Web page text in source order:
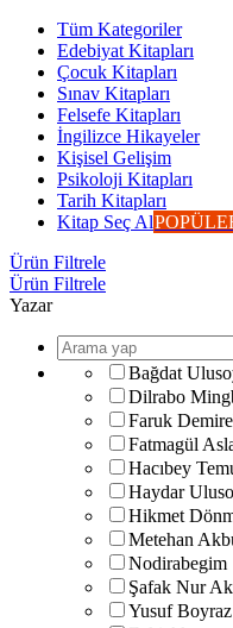
Tüm Kategoriler
Edebiyat Kitapları
Çocuk Kitapları
Sınav Kitapları
Felsefe Kitapları
İngilizce Hikayeler
Kişisel Gelişim
Psikoloji Kitapları
Tarih Kitapları
Kitap Seç Al
Ürün Filtrele
Ürün Filtrele
Yazar
Bağdat
Dilrabo
Faruk
Fatmagül
Hacıbey
Haydar
Hikmet
Metehan
Nodirabegim
Şafak Nur
Yusuf Boyraz